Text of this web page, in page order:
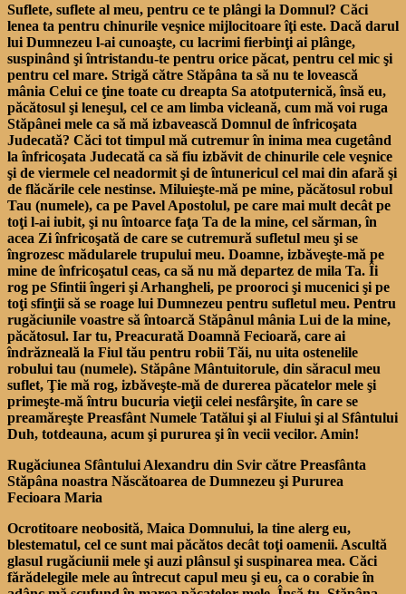
Suflete, suflete al meu, pentru ce te plângi la Domnul? Căci
lenea ta pentru chinurile veşnice mijlocitoare îţi este. Dacă darul
lui Dumnezeu l-ai cunoaşte, cu lacrimi fierbinţi ai plânge,
suspinând şi întristandu-te pentru orice păcat, pentru cel mic şi
pentru cel mare. Strigă către Stăpâna ta să nu te lovească
mânia Celui ce ţine toate cu dreapta Sa atotputernică, însă eu,
păcătosul şi leneşul, cel ce am limba vicleană, cum mă voi ruga
Stăpânei mele ca să mă izbavească Domnul de înfricoşata
Judecată? Căci tot timpul mă cutremur în inima mea cugetând
la înfricoşata Judecată ca să fiu izbăvit de chinurile cele veşnice
şi de viermele cel neadormit şi de întunericul cel mai din afară şi
de flăcările cele nestinse. Miluieşte-mă pe mine, păcătosul robul
Tau (numele), ca pe Pavel Apostolul, pe care mai mult decât pe
toţi l-ai iubit, şi nu întoarce faţa Ta de la mine, cel sărman, în
acea Zi înfricoşată de care se cutremură sufletul meu şi se
îngrozesc mădularele trupului meu. Doamne, izbăveşte-mă pe
mine de înfricoşatul ceas, ca să nu mă departez de mila Ta. Îi
rog pe Sfintii îngeri şi Arhangheli, pe prooroci şi mucenici şi pe
toţi sfinţii să se roage lui Dumnezeu pentru sufletul meu. Pentru
rugăciunile voastre să întoarcă Stăpânul mânia Lui de la mine,
păcătosul. Iar tu, Preacurată Doamnă Fecioară, care ai
îndrăzneală la Fiul tău pentru robii Tăi, nu uita ostenelile
robului tau (numele). Stăpâne Mântuitorule, din săracul meu
suflet, Ţie mă rog, izbăveşte-mă de durerea păcatelor mele şi
primeşte-mă întru bucuria vieţii celei nesfârşite, în care se
preamăreşte Preasfânt Numele Tatălui şi al Fiului şi al Sfântului
Duh, totdeauna, acum şi pururea şi în vecii vecilor. Amin!
Rugăciunea Sfântului Alexandru din Svir către Preasfânta
Stăpâna noastra Născătoarea de Dumnezeu şi Pururea
Fecioara Maria
Ocrotitoare neobosită, Maica Domnului, la tine alerg eu,
blestematul, cel ce sunt mai păcătos decât toţi oamenii. Ascultă
glasul rugăciunii mele şi auzi plânsul şi suspinarea mea. Căci
fărădelegile mele au întrecut capul meu şi eu, ca o corabie în